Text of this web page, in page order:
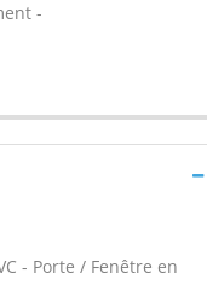
-
- Porte / Fenêtre en